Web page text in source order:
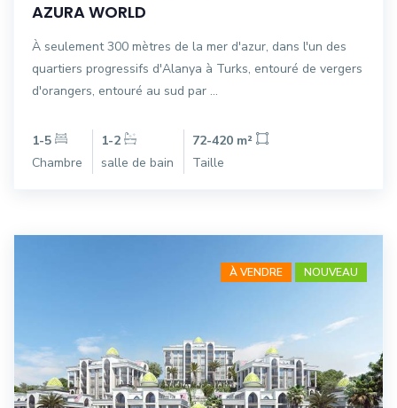
AZURA WORLD
À seulement 300 mètres de la mer d'azur, dans l'un des
quartiers progressifs d'Alanya à Turks, entouré de vergers
d'orangers, entouré au sud par ...
1-5
Chambre
1-2
salle de bain
72-420 m²
Taille
À VENDRE NOUVEAU